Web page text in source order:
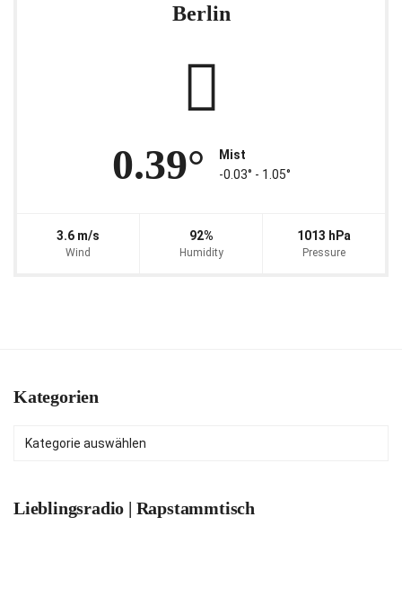
Berlin
0.39°
Mist
-0.03° ‐ 1.05°
3.6 m/s
Wind
92%
Humidity
1013 hPa
Pressure
Kategorien
Lieblingsradio | Rapstammtisch